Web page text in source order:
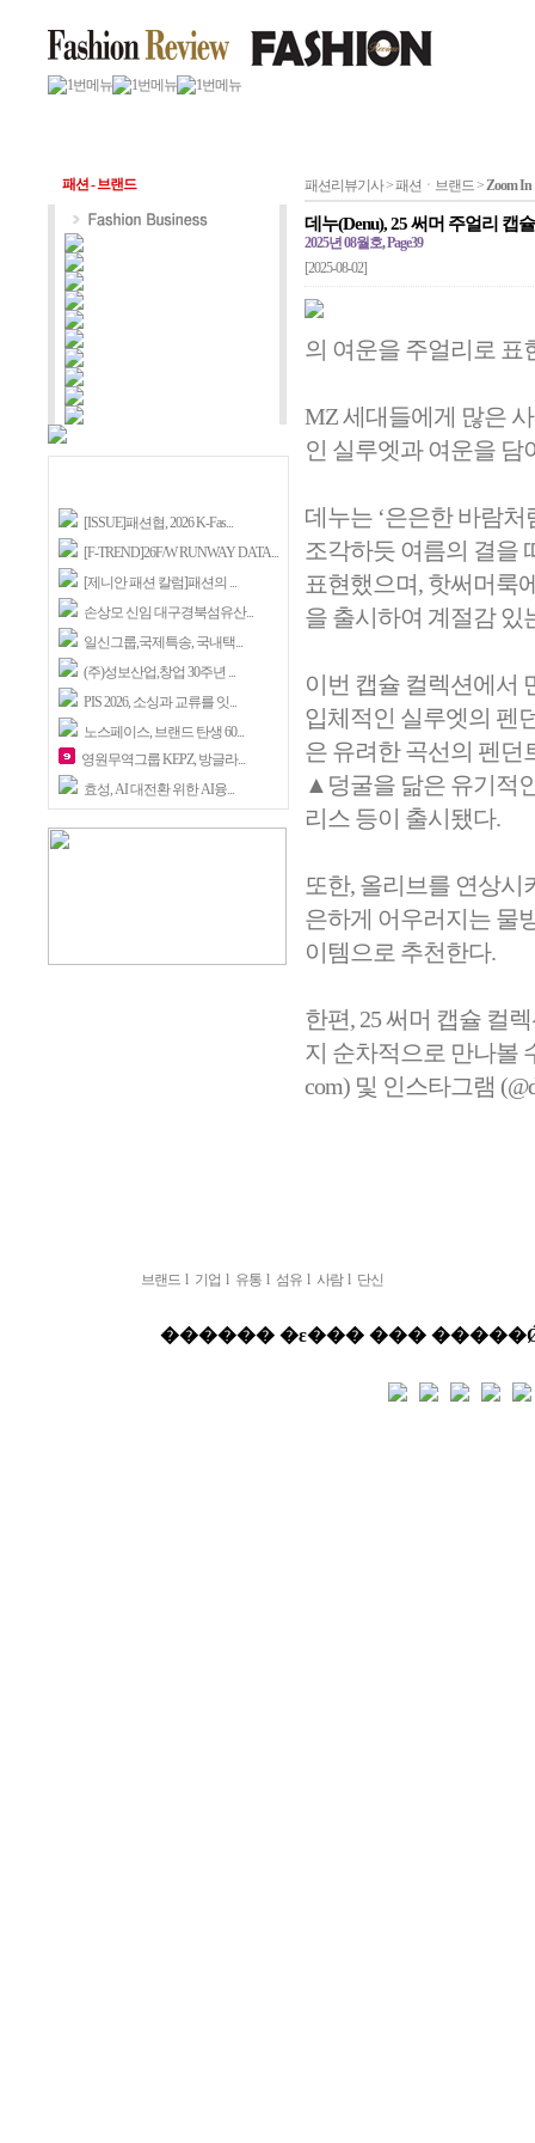
패션 - 브랜드
[ISSUE]패션협, 2026 K-Fas...
[F-TREND]26F/W RUNWAY DATA...
[제니안 패션 칼럼]패션의 ...
손상모 신임 대구경북섬유산...
일신그룹,국제특송, 국내택...
(주)성보산업,창업 30주년 ...
PIS 2026, 소싱과 교류를 잇...
노스페이스, 브랜드 탄생 60...
영원무역그룹 KEPZ, 방글라...
효성, AI 대전환 위한 AI융...
패션리뷰기사 > 패션ㆍ브랜드 >Zoom In
데누(Denu), 25 써머 주얼리 캡
2025년 08월호, Page39
[2025-08-02]
의 여운을 주얼리로 표
MZ 세대들에게 많은
인 실루엣과 여운을 담
데누는 ‘은은한 바람
조각하듯 여름의 결을
표현했으며, 핫써머룩
을 출시하여 계절감 있
이번 캡슐 컬렉션에서
입체적인 실루엣의 펜
은 유려한 곡선의 펜던
▲덩굴을 닮은 유기적
리스 등이 출시됐다.
또한, 올리브를 연상시
은하게 어우러지는 물
이템으로 추천한다.
한편, 25 써머 캡슐 컬
지 순차적으로 만나볼
com) 및 인스타그램
브랜드 l 기업 l 유통 l 섬유 l 사람l 단신